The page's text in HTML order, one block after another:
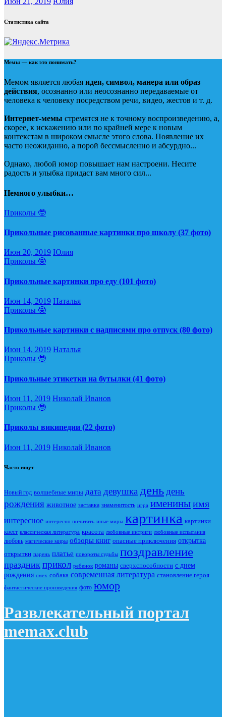
Статистика сайта
Мемы — как это понимать?
Мемом является любая идея, символ, манера или образ
действия, осознанно или неосознанно передаваемые от
человека к человеку посредством речи, видео, жестов и т. д.
Интернет-мемы стремятся не к точному воспроизведению, а,
скорее, к искажению или по крайней мере к новым
контекстам в широком смысле этого слова. Появление их
часто неожиданно, а порой бессмысленно и абсурдно...
Однако, любой юмор повышает нам настроени. Несите
радость и улыбка придаст вам много сил...
Немного улыбки…
Приколы 🤓
Прикольные рисованные картинки про школу (37 фото)
Июн 20, 2019 Юлия
Приколы 🤓
Прикольные картинки про еду (101 фото)
Июн 14, 2019 Наталья
Приколы 🤓
Прикольные картинки с надписями про отпуск (80 фото)
Июн 14, 2019 Наталья
Приколы 🤓
Прикольные этикетки на бутылки (41 фото)
Июн 11, 2019 Николай Иванов
Приколы 🤓
Приколы википедии (22 фото)
Июн 11, 2019 Николай Иванов
Часто ищут
Новый год волшебные миры дата девушка деньдень
рождения животное заставка знаменитость игра имениныимя
интересное интересно почитать иные миры картинка картинки
квест классическая литература красота любовные интриги любовные испытания
любовь магические миры обзоры книг опасные приключения открытка
открытки парень платье повороты судьбы поздравление
праздник прикол ребенок романы сверхспособности с днем
рождения смех собака современная литература становление героя
фантастические произведения фото юмор
Развлекательный портал
memax.club